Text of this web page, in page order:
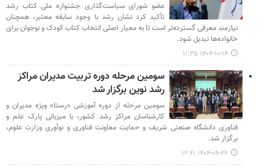
عضو شورای سیاست‌گذاری جشنواره ملی کتاب رشد
تأکید کرد نشان رشد با وجود سابقه معتبر، همچنان
نیازمند معرفی گسترده‌تر است تا به معیار اصلی انتخاب کتاب کودک و نوجوان برای
خانواده‌ها تبدیل شود.
۱۴۰۴-۱۰-۱۴ ۱۱:۳۵
سومین مرحله دوره تربیت مدیران مراکز
رشد نوین برگزار شد
سومین مرحله از دوره آموزشی «رستا» ویژه مدیران و
کارشناسان مراکز رشد کشور، با میزبانی پارک علم و
فناوری دانشگاه صنعتی شریف و حمایت معاونت فناوری و نوآوری وزارت علوم،
برگزار شد.
۱۴۰۴-۰۹-۲۹ ۱۲:۴۱